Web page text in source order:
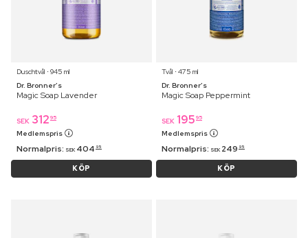
Duschtvål ⋅ 945 ml
Dr. Bronner’s
Magic Soap Lavender
SEK 312 95
Medlemspris
Normalpris: SEK 404 95
KÖP
Tvål ⋅ 475 ml
Dr. Bronner’s
Magic Soap Peppermint
SEK 195 95
Medlemspris
Normalpris: SEK 249 95
KÖP